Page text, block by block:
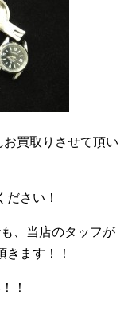
買取りさせて頂い
さい！
、当店のタッフが
きます！！
！